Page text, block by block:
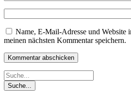
Name, E-Mail-Adresse und Website
meinen nächsten Kommentar speichern.